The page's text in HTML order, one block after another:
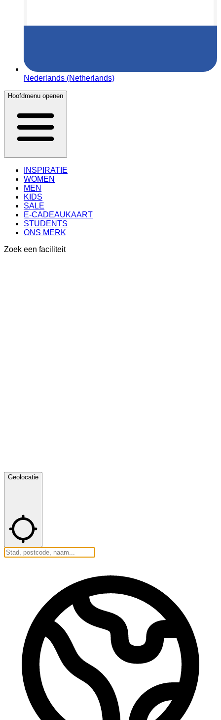
Nederlands (Netherlands)
Hoofdmenu openen
INSPIRATIE
WOMEN
MEN
KIDS
SALE
E-CADEAUKAART
STUDENTS
ONS MERK
Zoek een faciliteit
Geolocatie